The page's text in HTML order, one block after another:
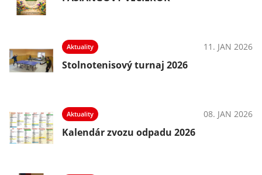
Aktuality 11. JAN 2026
Stolnotenisový turnaj 2026
Aktuality 08. JAN 2026
Kalendár zvozu odpadu 2026